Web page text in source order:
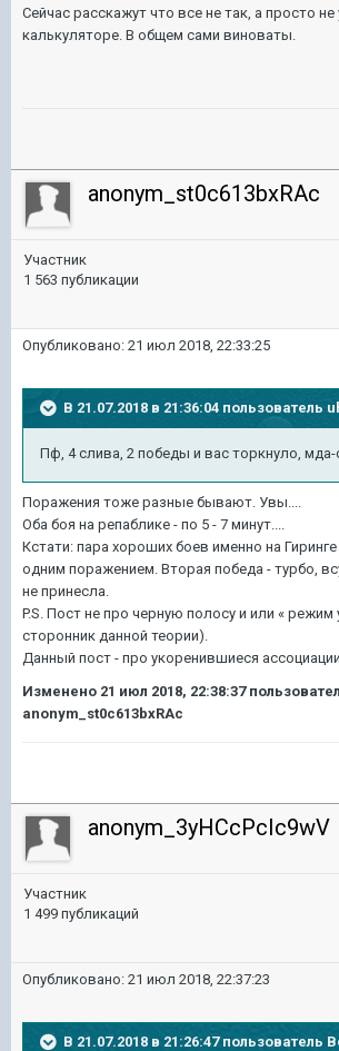
Сейчас расскажут что все не так, а просто
калькуляторе. В общем сами виноваты.
anonym_st0c613bxRAc
Участник
1 563 публикации
Опубликовано: 21 июл 2018, 22:33:25
В 21.07.2018 в 21:36:04 пользователь
Пф, 4 слива, 2 победы и вас торкнуло, мда-
Поражения тоже разные бывают. Увы....
Оба боя на репаблике - по 5 - 7 минут....
Кстати: пара хороших боев именно на
одним поражением. Вторая победа - турбо,
не принесла.
P.S. Пост не про черную полосу и или « режим
сторонник данной теории).
Данный пост - про укоренившиеся
Изменено 21 июл 2018, 22:38:37
anonym_st0c613bxRAc
anonym_3yHCcPcIc9wV
Участник
1 499 публикаций
Опубликовано: 21 июл 2018, 22:37:23
В 21.07.2018 в 21:26:47 пользователь